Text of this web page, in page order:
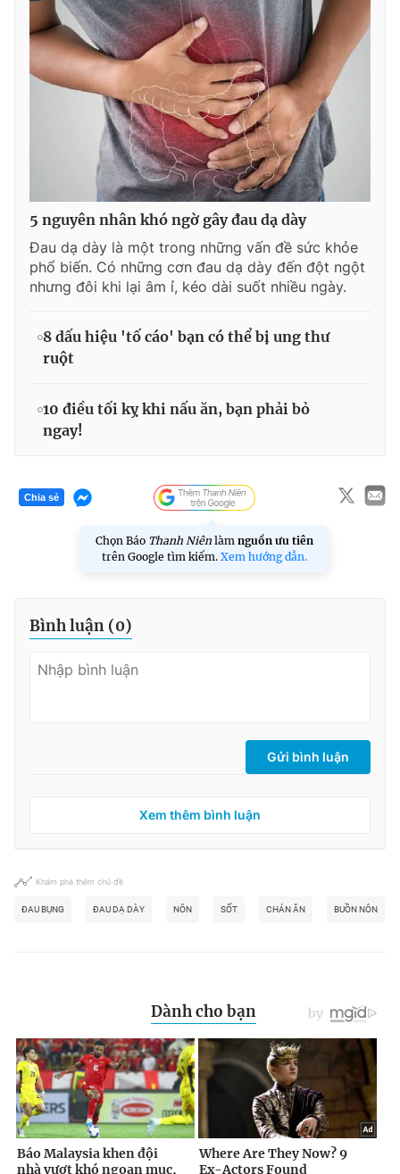
5 nguyên nhân khó ngờ gây đau dạ dày
Đau dạ dày là một trong những vấn đề sức khỏe
phổ biến. Có những cơn đau dạ dày đến đột ngột
nhưng đôi khi lại âm ỉ, kéo dài suốt nhiều ngày.
8 dấu hiệu 'tố cáo' bạn có thể bị ung thư
ruột
10 điều tối kỵ khi nấu ăn, bạn phải bỏ
ngay!
Chia sẻ
Chọn Báo Thanh Niên làm nguồn ưu tiên
trên Google tìm kiếm. Xem hướng dẫn.
Bình luận (0)
Gửi bình luận
Xem thêm bình luận
Khám phá thêm chủ đề
ĐAU BỤNG ĐAU DẠ DÀY NÔN SỐT CHÁN ĂN BUỒN NÔN